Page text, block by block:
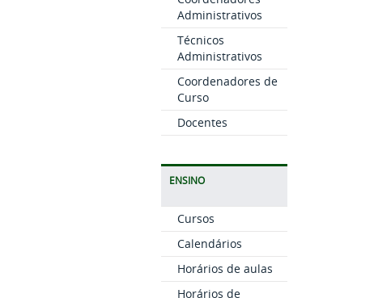
Administrativos
Técnicos
Administrativos
Coordenadores de
Curso
Docentes
ENSINO
Cursos
Calendários
Horários de aulas
Horários de